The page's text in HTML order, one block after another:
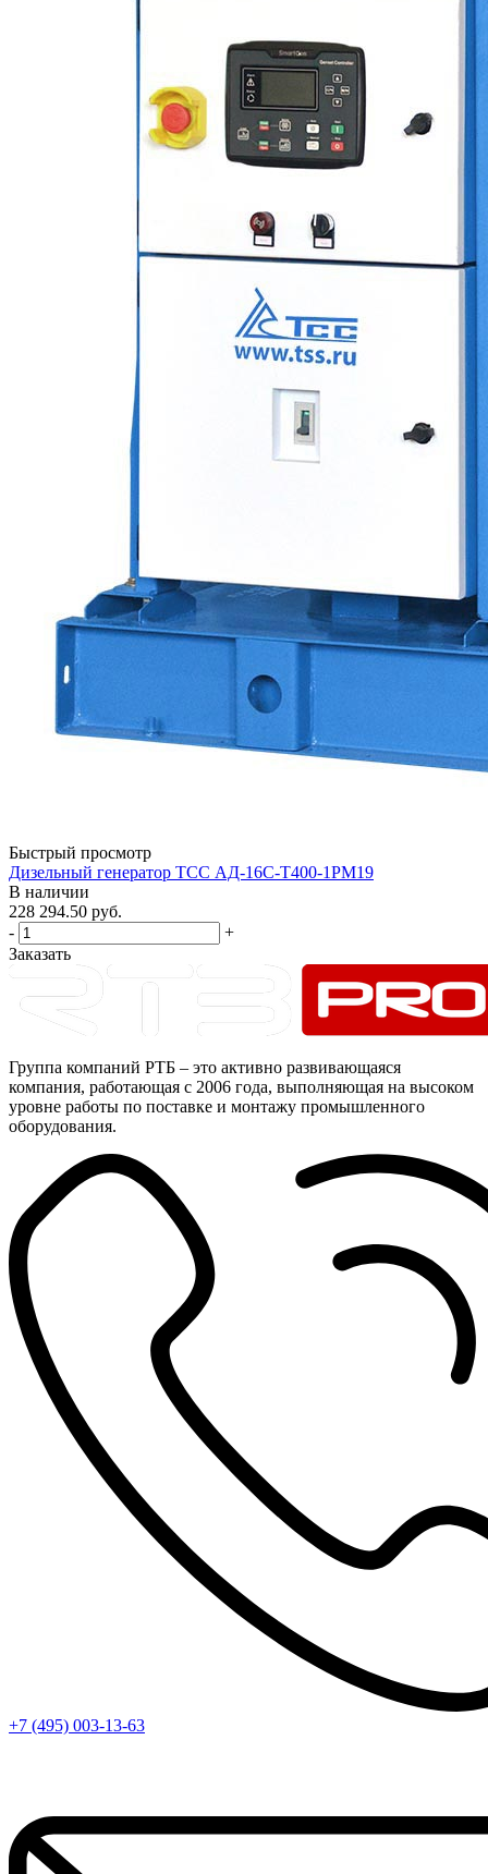
Быстрый просмотр
Дизельный генератор ТСС АД-16С-Т400-1РМ19
В наличии
228 294.50 руб.
-
+
Заказать
Группа компаний РТБ – это активно развивающаяся
компания, работающая с 2006 года, выполняющая на высоком
уровне работы по поставке и монтажу промышленного
оборудования.
+7 (495) 003-13-63